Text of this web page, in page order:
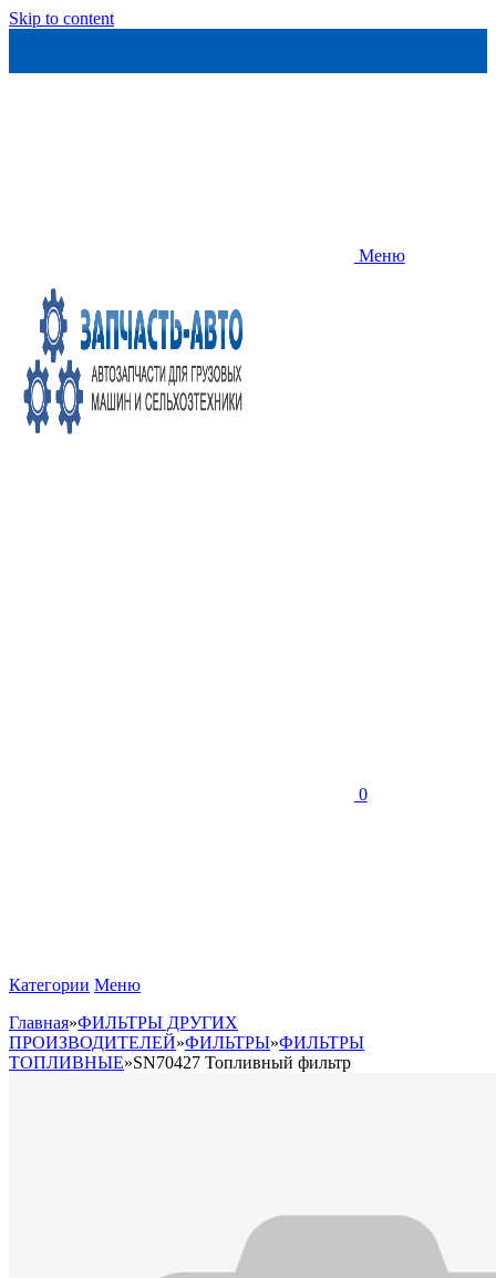
Skip to content
Меню
0
Категории Меню
Главная»ФИЛЬТРЫ ДРУГИХ
ПРОИЗВОДИТЕЛЕЙ»ФИЛЬТРЫ»ФИЛЬТРЫ
ТОПЛИВНЫЕ»SN70427 Топливный фильтр